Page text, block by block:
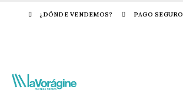
¿DÓNDE VENDEMOS? PAGO SEGURO